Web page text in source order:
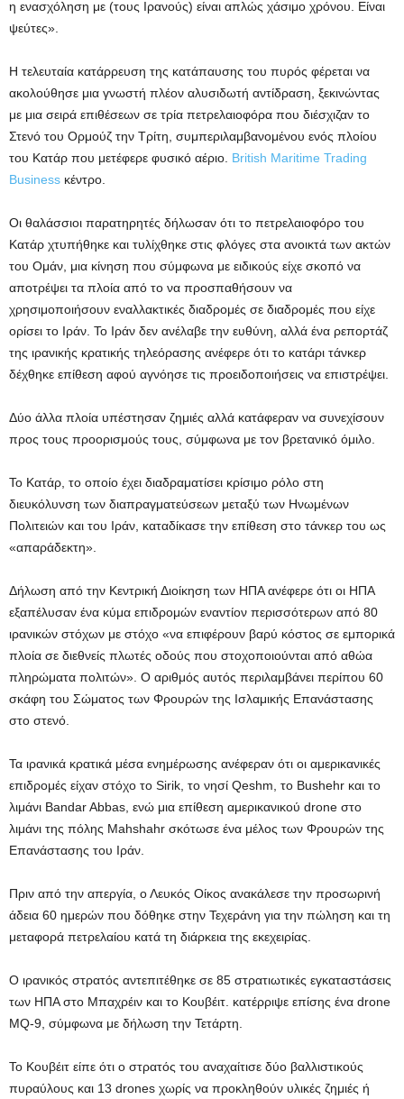
η ενασχόληση με (τους Ιρανούς) είναι απλώς χάσιμο χρόνου. Είναι
ψεύτες».
Η τελευταία κατάρρευση της κατάπαυσης του πυρός φέρεται να
ακολούθησε μια γνωστή πλέον αλυσιδωτή αντίδραση, ξεκινώντας
με μια σειρά επιθέσεων σε τρία πετρελαιοφόρα που διέσχιζαν το
Στενό του Ορμούζ την Τρίτη, συμπεριλαμβανομένου ενός πλοίου
του Κατάρ που μετέφερε φυσικό αέριο. British Maritime Trading
Business κέντρο.
Οι θαλάσσιοι παρατηρητές δήλωσαν ότι το πετρελαιοφόρο του
Κατάρ χτυπήθηκε και τυλίχθηκε στις φλόγες στα ανοικτά των ακτών
του Ομάν, μια κίνηση που σύμφωνα με ειδικούς είχε σκοπό να
αποτρέψει τα πλοία από το να προσπαθήσουν να
χρησιμοποιήσουν εναλλακτικές διαδρομές σε διαδρομές που είχε
ορίσει το Ιράν. Το Ιράν δεν ανέλαβε την ευθύνη, αλλά ένα ρεπορτάζ
της ιρανικής κρατικής τηλεόρασης ανέφερε ότι το κατάρι τάνκερ
δέχθηκε επίθεση αφού αγνόησε τις προειδοποιήσεις να επιστρέψει.
Δύο άλλα πλοία υπέστησαν ζημιές αλλά κατάφεραν να συνεχίσουν
προς τους προορισμούς τους, σύμφωνα με τον βρετανικό όμιλο.
Το Κατάρ, το οποίο έχει διαδραματίσει κρίσιμο ρόλο στη
διευκόλυνση των διαπραγματεύσεων μεταξύ των Ηνωμένων
Πολιτειών και του Ιράν, καταδίκασε την επίθεση στο τάνκερ του ως
«απαράδεκτη».
Δήλωση από την Κεντρική Διοίκηση των ΗΠΑ ανέφερε ότι οι ΗΠΑ
εξαπέλυσαν ένα κύμα επιδρομών εναντίον περισσότερων από 80
ιρανικών στόχων με στόχο «να επιφέρουν βαρύ κόστος σε εμπορικά
πλοία σε διεθνείς πλωτές οδούς που στοχοποιούνται από αθώα
πληρώματα πολιτών». Ο αριθμός αυτός περιλαμβάνει περίπου 60
σκάφη του Σώματος των Φρουρών της Ισλαμικής Επανάστασης
στο στενό.
Τα ιρανικά κρατικά μέσα ενημέρωσης ανέφεραν ότι οι αμερικανικές
επιδρομές είχαν στόχο το Sirik, το νησί Qeshm, το Bushehr και το
λιμάνι Bandar Abbas, ενώ μια επίθεση αμερικανικού drone στο
λιμάνι της πόλης Mahshahr σκότωσε ένα μέλος των Φρουρών της
Επανάστασης του Ιράν.
Πριν από την απεργία, ο Λευκός Οίκος ανακάλεσε την προσωρινή
άδεια 60 ημερών που δόθηκε στην Τεχεράνη για την πώληση και τη
μεταφορά πετρελαίου κατά τη διάρκεια της εκεχειρίας.
Ο ιρανικός στρατός αντεπιτέθηκε σε 85 στρατιωτικές εγκαταστάσεις
των ΗΠΑ στο Μπαχρέιν και το Κουβέιτ. κατέρριψε επίσης ένα drone
MQ-9, σύμφωνα με δήλωση την Τετάρτη.
Το Κουβέιτ είπε ότι ο στρατός του αναχαίτισε δύο βαλλιστικούς
πυραύλους και 13 drones χωρίς να προκληθούν υλικές ζημιές ή